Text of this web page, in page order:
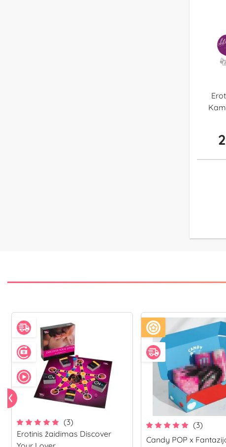
(3)
Erotinis žaidimas Discover
(3)
Candy POP x